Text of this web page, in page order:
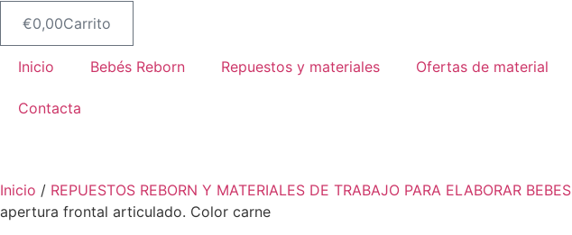
€0,00Carrito
Inicio Bebés Reborn Repuestos y materiales Ofertas de material
Contacta
Inicio / REPUESTOS REBORN Y MATERIALES DE TRABAJO PARA ELABORAR BEBES
apertura frontal articulado. Color carne